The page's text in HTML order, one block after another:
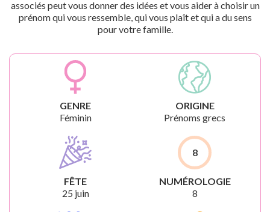
associés peut vous donner des idées et vous aider à choisir un
prénom qui vous ressemble, qui vous plaît et qui a du sens
pour votre famille.
GENRE
Féminin
ORIGINE
Prénoms grecs
FÊTE
25 juin
8
NUMÉROLOGIE
8